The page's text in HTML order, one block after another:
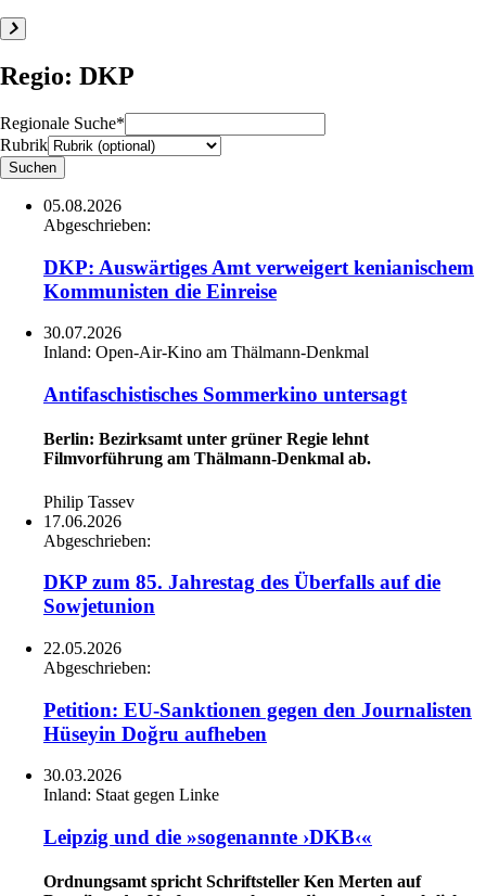
Regio: DKP
Regionale Suche*
Rubrik
05.08.2026
Abgeschrieben:
DKP: Auswärtiges Amt verweigert kenianischem
Kommunisten die Einreise
30.07.2026
Inland: Open-Air-Kino am Thälmann-Denkmal
Antifaschistisches Sommerkino untersagt
Berlin: Bezirksamt unter grüner Regie lehnt
Filmvorführung am Thälmann-Denkmal ab.
Philip Tassev
17.06.2026
Abgeschrieben:
DKP zum 85. Jahrestag des Überfalls auf die
Sowjetunion
22.05.2026
Abgeschrieben:
Petition: EU-Sanktionen gegen den Journalisten
Hüseyin Doğru aufheben
30.03.2026
Inland: Staat gegen Linke
Leipzig und die »sogenannte ›DKB‹«
Ordnungsamt spricht Schriftsteller Ken Merten auf